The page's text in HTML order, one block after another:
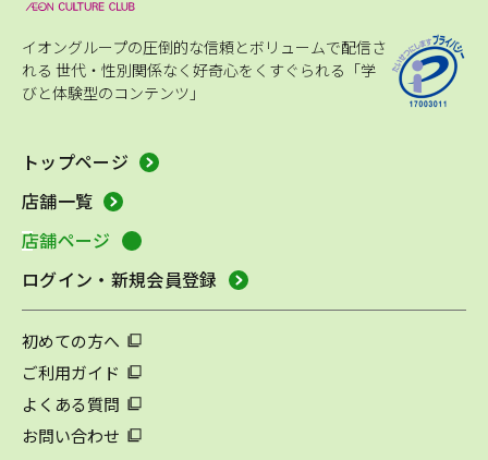
イオングループの圧倒的な信頼とボリュームで配信さ
れる 世代・性別関係なく好奇心をくすぐられる「学
びと体験型のコンテンツ」
トップページ
店舗一覧
店舗ページ
ログイン・新規会員登録
初めての方へ
ご利用ガイド
よくある質問
お問い合わせ